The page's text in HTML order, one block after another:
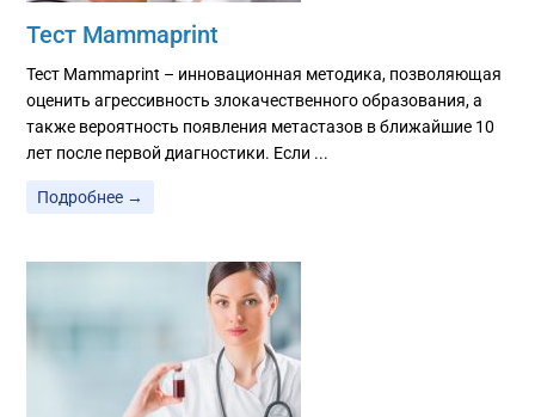
Тест Mammaprint
Тест Mammaprint – инновационная методика, позволяющая
оценить агрессивность злокачественного образования, а
также вероятность появления метастазов в ближайшие 10
лет после первой диагностики. Если ...
Подробнее →